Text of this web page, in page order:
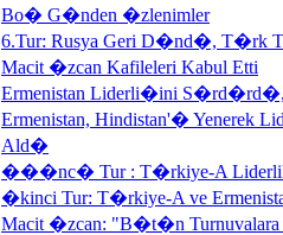
Bo� G�nden �zlenimler
6.Tur: Rusya Geri D�nd�,
Macit �zcan Kafileleri Kabul Etti
Ermenistan Liderli�ini
Ermenistan, Hindistan'�
Ald�
���nc� Tur : T�rkiye-A Liderlik
�kinci Tur: T�rkiye-A ve
Macit �zcan: "B�t�n